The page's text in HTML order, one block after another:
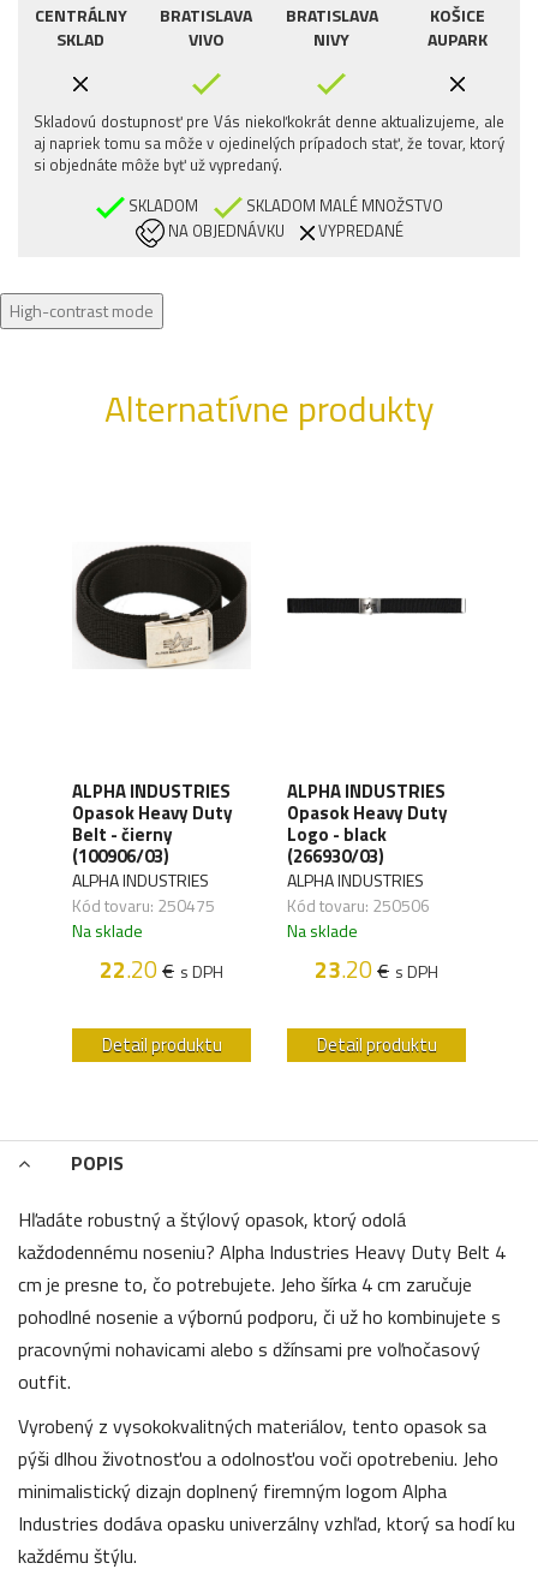
CENTRÁLNY
SKLAD
BRATISLAVA
VIVO
BRATISLAVA
NIVY
KOŠICE
AUPARK
Skladovú dostupnosť pre Vás niekoľkokrát denne aktualizujeme, ale
aj napriek tomu sa môže v ojedinelých prípadoch stať, že tovar, ktorý
si objednáte môže byť už vypredaný.
SKLADOM
SKLADOM MALÉ MNOŽSTVO
NA OBJEDNÁVKU
VYPREDANÉ
High-contrast mode
Alternatívne produkty
ALPHA INDUSTRIES
Opasok Heavy Duty
Belt - čierny
(100906/03)
ALPHA INDUSTRIES
Kód tovaru: 250475
Na sklade
22.20€ s DPH
Detail produktu
ALPHA INDUSTRIES
Opasok Heavy Duty
Logo - black
(266930/03)
ALPHA INDUSTRIES
Kód tovaru: 250506
Na sklade
23.20€ s DPH
Detail produktu
POPIS
Hľadáte robustný a štýlový opasok, ktorý odolá
každodennému noseniu? Alpha Industries Heavy Duty Belt 4
cm je presne to, čo potrebujete. Jeho šírka 4 cm zaručuje
pohodlné nosenie a výbornú podporu, či už ho kombinujete s
pracovnými nohavicami alebo s džínsami pre voľnočasový
outfit.
Vyrobený z vysokokvalitných materiálov, tento opasok sa
pýši dlhou životnosťou a odolnosťou voči opotrebeniu. Jeho
minimalistický dizajn doplnený firemným logom Alpha
Industries dodáva opasku univerzálny vzhľad, ktorý sa hodí ku
každému štýlu.